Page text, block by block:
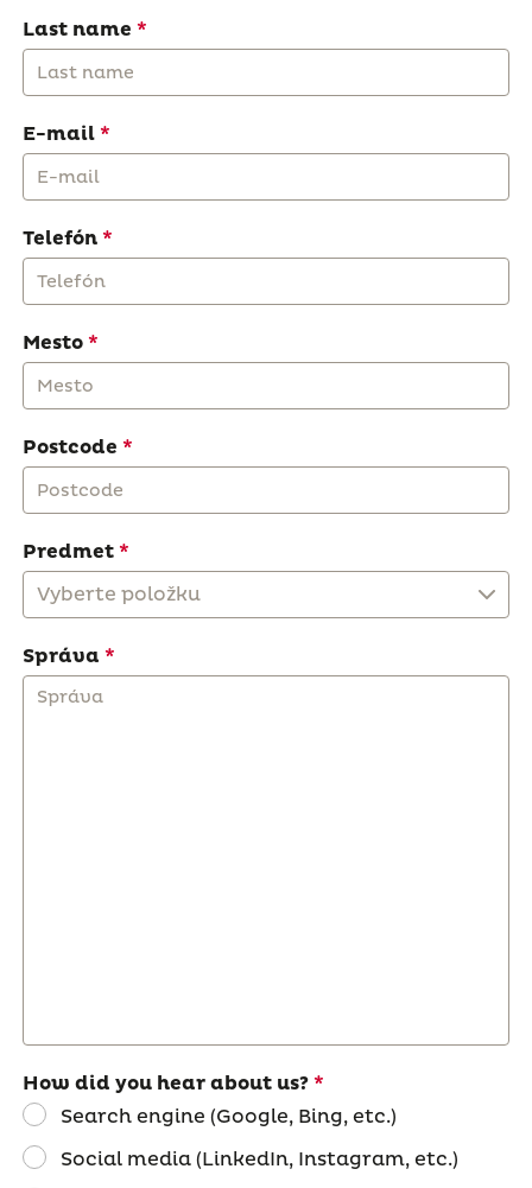
Last name
E-mail
Telefón
Mesto
Postcode
Predmet
Vyberte položku
Správa
How did you hear about us?
Search engine (Google, Bing, etc.)
Social media (LinkedIn, Instagram, etc.)